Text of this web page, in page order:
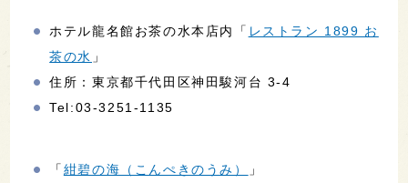
ホテル龍名館お茶の水本店内「 レストラン 1899 お
茶の水 」
住所：東京都千代田区神田駿河台 3-4
Tel:03-3251-1135
「 紺碧の海（こんぺきのうみ）
」